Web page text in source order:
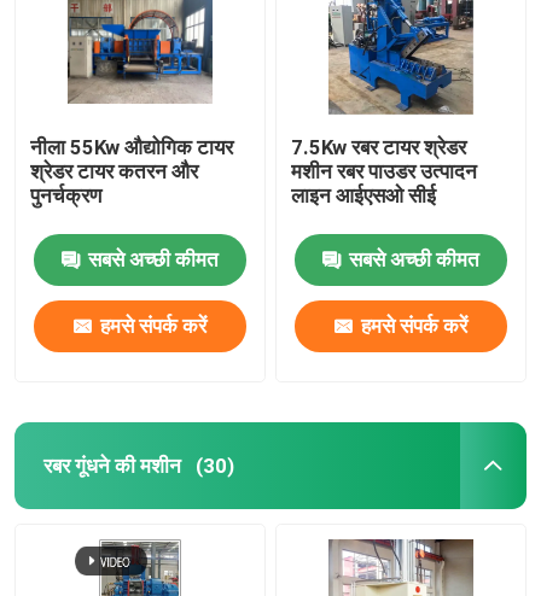
नीला 55Kw औद्योगिक टायर
श्रेडर टायर कतरन और
पुनर्चक्रण
सबसे अच्छी कीमत
हमसे संपर्क करें
7.5Kw रबर टायर श्रेडर
मशीन रबर पाउडर उत्पादन
लाइन आईएसओ सीई
सबसे अच्छी कीमत
हमसे संपर्क करें
रबर गूंधने की मशीन (30)